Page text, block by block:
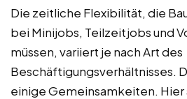
Die zeitliche Flexibilität, die
bei Minijobs, Teilzeitjobs und
müssen, variiert je nach Art des
Beschäftigungsverhältnisses.
einige Gemeinsamkeiten. Hier